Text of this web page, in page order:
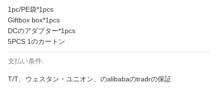
1pc/PE袋*1pcs
Giftbox box*1pcs
DCのアダプター*1pcs
5PCS 1のカートン
支払い条件:
T/T、ウェスタン・ユニオン、のalibabaのtradrの保証